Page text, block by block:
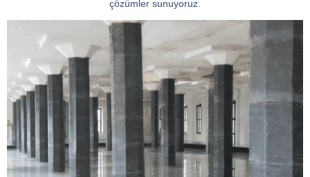
çözümler sunuyoruz.